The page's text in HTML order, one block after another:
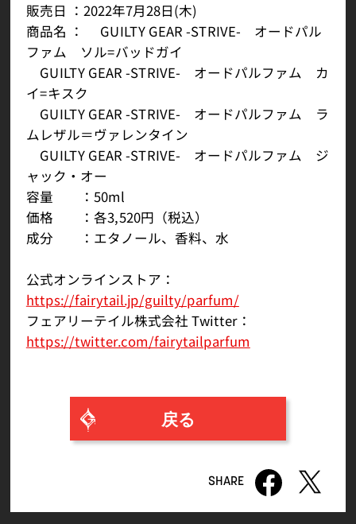
販売日 ：2022年7月28日(木)
商品名 ： GUILTY GEAR -STRIVE- オードパル
ファム ソル=バッドガイ
GUILTY GEAR -STRIVE- オードパルファム カ
イ=キスク
GUILTY GEAR -STRIVE- オードパルファム ラ
ムレザル＝ヴァレンタイン
GUILTY GEAR -STRIVE- オードパルファム ジ
ャック・オー
容量 ：50ml
価格 ：各3,520円（税込）
成分 ：エタノール、香料、水
公式オンラインストア：
https://fairytail.jp/guilty/parfum/
フェアリーテイル株式会社 Twitter：
https://twitter.com/fairytailparfum
戻る